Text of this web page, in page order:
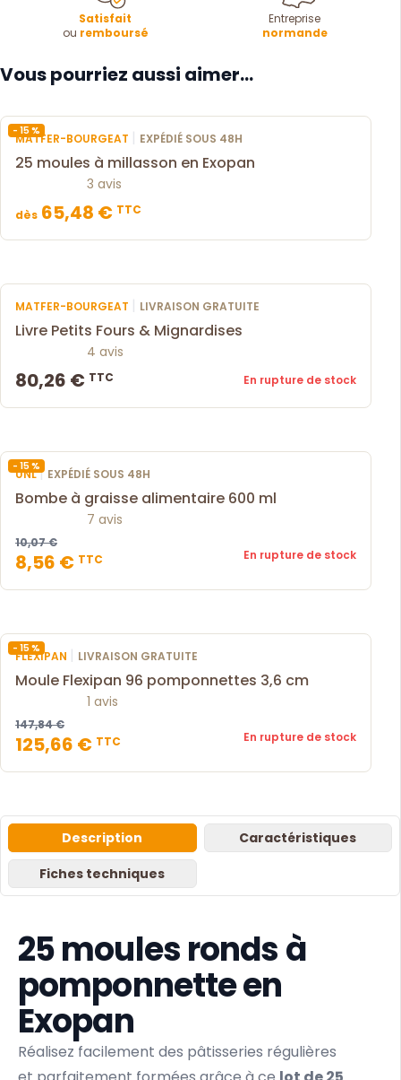
Satisfait
ou remboursé
Entreprise
normande
Vous pourriez aussi aimer...
- 15 %
MATFER-BOURGEAT | EXPÉDIÉ SOUS 48H
25 moules à millasson en Exopan
3 avis
dès 65,48 € TTC
MATFER-BOURGEAT | LIVRAISON GRATUITE
Livre Petits Fours & Mignardises
4 avis
80,26 € TTC En rupture de stock
- 15 %
UNL| EXPÉDIÉ SOUS 48H
Bombe à graisse alimentaire 600 ml
7 avis
10,07 €
8,56 € TTC En rupture de stock
- 15 %
FLEXIPAN | LIVRAISON GRATUITE
Moule Flexipan 96 pomponnettes 3,6 cm
1 avis
147,84 €
125,66 € TTC En rupture de stock
Description
Caractéristiques
Fiches techniques
25 moules ronds à
pomponnette en
Exopan
Réalisez facilement des pâtisseries régulières